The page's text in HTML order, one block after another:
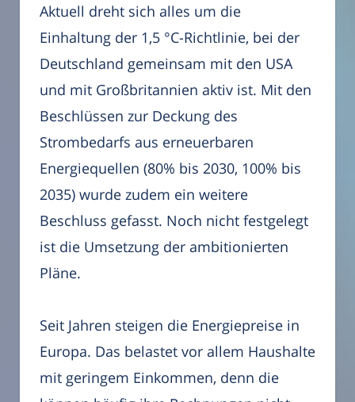
Aktuell dreht sich alles um die
Einhaltung der 1,5 °C-Richtlinie, bei der
Deutschland gemeinsam mit den USA
und mit Großbritannien aktiv ist. Mit den
Beschlüssen zur Deckung des
Strombedarfs aus erneuerbaren
Energiequellen (80% bis 2030, 100% bis
2035) wurde zudem ein weitere
Beschluss gefasst. Noch nicht festgelegt
ist die Umsetzung der ambitionierten
Pläne.
Seit Jahren steigen die Energiepreise in
Europa. Das belastet vor allem Haushalte
mit geringem Einkommen, denn die